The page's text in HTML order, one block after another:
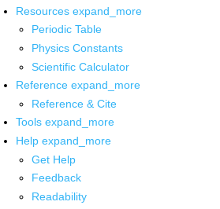
Resources expand_more
Periodic Table
Physics Constants
Scientific Calculator
Reference expand_more
Reference & Cite
Tools expand_more
Help expand_more
Get Help
Feedback
Readability